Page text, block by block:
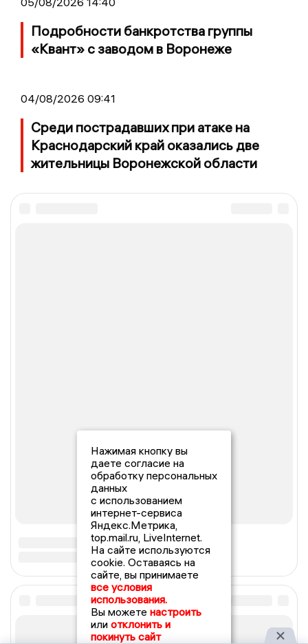
Подробности банкротства группы
«Квант» с заводом в Воронеже
04/08/2026 09:41
Среди пострадавших при атаке на
Краснодарский край оказались две
жительницы Воронежской области
Нажимая кнопку вы
даете согласие на
обработку персональных
данных
с использованием
интернет-сервиса
Яндекс.Метрика,
top.mail.ru, LiveInternet.
На сайте используются
cookie. Оставаясь на
сайте, вы принимаете
все условия
использования.
Вы можете настроить
или отклонить и
покинуть сайт